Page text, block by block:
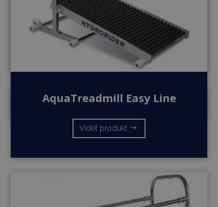
AquaTreadmill Easy Line
Vidět produkt